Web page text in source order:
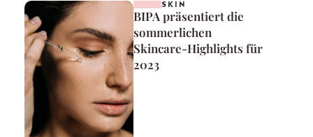
SKIN
BIPA präsentiert die
sommerlichen
Skincare-Highlights für
2023